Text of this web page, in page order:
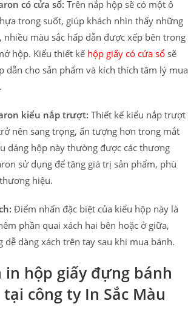
có cửa sổ: Trên nắp hộp sẽ có một ô
trong suốt, giúp khách nhìn thấy những
nhiều màu sắc hấp dẫn được xếp bên trong
hộp. Kiểu thiết kế hộp giấy có cửa sổ sẽ
dẫn cho sản phẩm và kích thích tâm lý mua
kiểu nắp trượt: Thiết kế kiểu nắp trượt
nên sang trọng, ấn tượng hơn trong mắt
dáng hộp này thường được các thương
sử dụng để tăng giá trị sản phẩm, phù
hiệu.
Điểm nhấn đặc biệt của kiểu hộp này là
phần quai xách hai bên hoặc ở giữa,
dễ dàng xách trên tay sau khi mua bánh.
in hộp giấy đựng bánh
công ty In Sắc Màu